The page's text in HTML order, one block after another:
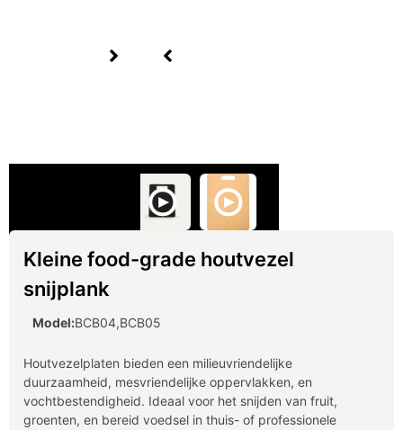
Kleine food-grade houtvezel
snijplank
Model:BCB04,BCB05
Houtvezelplaten bieden een milieuvriendelijke
duurzaamheid, mesvriendelijke oppervlakken, en
vochtbestendigheid. Ideaal voor het snijden van fruit,
groenten, en bereid voedsel in thuis- of professionele